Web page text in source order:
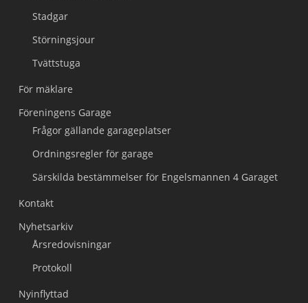
Stadgar
Störningsjour
Tvättstuga
För mäklare
Föreningens Garage
Frågor gällande garageplatser
Ordningsregler för garage
Särskilda bestämmelser för Engelsmannen 4 Garaget
Kontakt
Nyhetsarkiv
Årsredovisningar
Protokoll
Nyinflyttad